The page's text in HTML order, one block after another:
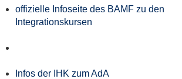
offizielle Infoseite des BAMF zu den
Integrationskursen
Infos der IHK zum AdA